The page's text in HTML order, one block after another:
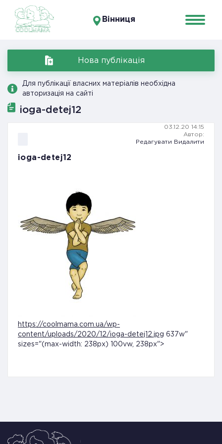
Вінниця
Нова публікація
Для публікації власних матеріалів необхідна
авторизація на сайті
ioga-detej12
03.12.20 14:15
Автор:
Редагувати
Видалити
ioga-detej12
https://coolmama.com.ua/wp-
content/uploads/2020/12/ioga-detej12.jpg 637w"
sizes="(max-width: 238px) 100vw, 238px">